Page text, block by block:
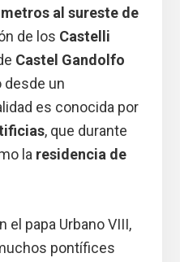
al sureste de
de los Castelli
Castel Gandolfo
desde un
es conocida por
, que durante
la residencia de
el papa Urbano VIII,
pontífices